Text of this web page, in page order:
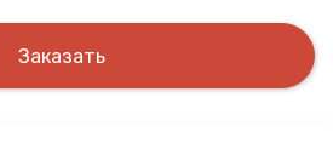
Заказать